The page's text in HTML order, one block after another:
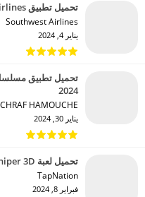
تحميل تطبيق Southwest Airlines مهكر للاندرويد 2024
Southwest Airlines‏
يناير 4, 2024
تحميل تطبيق
2024
HAMOUCHE‏
يناير 30, 2024
تحميل لعبة American Sniper 3D مهكرة للاندرويد 2024
TapNation‏
فبراير 8, 2024